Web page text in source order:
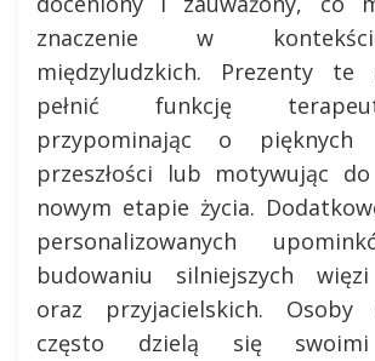
znaczenie w
międzyludzkich. Prezenty te
pełnić funkcję
przypominając o pięknych
przeszłości lub motywując
nowym etapie życia.
personalizowanych
budowaniu silniejszych
oraz przyjacielskich. Osoby
często dzielą się swoimi